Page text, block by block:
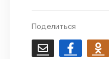
Поделиться